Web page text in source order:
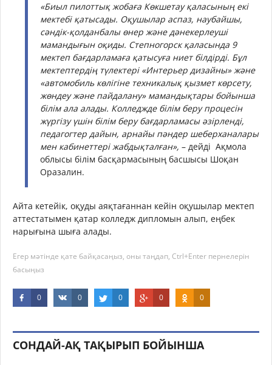
«Биыл пилоттық жобаға Көкшетау қаласының екі
мектебі қатысады. Оқушылар аспаз, наубайшы,
сәндік-қолданбалы өнер және дәнекерлеуші
мамандығын оқиды. Степногорск қаласында 9
мектеп бағдарламаға қатысуға ниет білдірді. Бұл
мектептердің түлектері «Интерьер дизайны» және
«автомобиль көлігіне техникалық қызмет көрсету,
жөндеу және пайдалану» мамандықтары бойынша
білім ала алады. Колледжде білім беру процесін
жүргізу үшін білім беру бағдарламасы әзірленді,
педагогтер дайын, арнайы пәндер шеберханалары
мен кабинеттері жабдықталған», – дейді Ақмола
облысы білім басқармасының басшысы Шоқан
Оразалин.
Айта кетейік, оқуды аяқтағаннан кейін оқушылар мектеп
аттестатымен қатар колледж дипломын алып, еңбек
нарығына шыға алады.
Егер мәтінде қате байқасаңыз, оны таңдап, Ctrl+Enter пернелерін
басыңыз
0 0 0 0 0
СОНДАЙ-АҚ ТАҚЫРЫП БОЙЫНША